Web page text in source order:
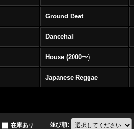
Ground Beat
Dancehall
House (2000〜)
Japanese Reggae
在庫あり 並び順: